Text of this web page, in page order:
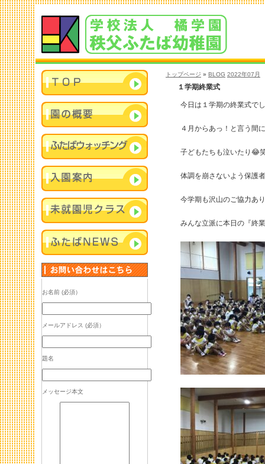
トップページ » BLOG 2022年07月
１学期終業式
今日は１学期の終業式で
４月からあっ！と言う間
子どもたちも泣いたり😂
体調を崩さないよう保護
今学期も沢山のご協力あ
みんな立派に本日の『終
お名前 (必須）
メールアドレス (必須）
題名
メッセージ本文